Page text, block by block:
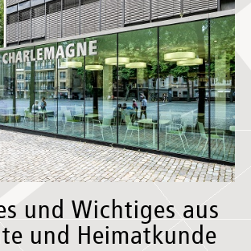
und Wichtiges aus
und Heimatkunde